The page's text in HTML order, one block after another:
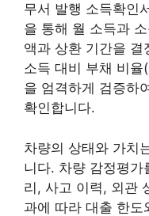
무서 발행 소득확인
을 통해 월 소득과
액과 상환 기간을 결
소득 대비 부채 비율
을 엄격하게 검증하
확인합니다.
차량의 상태와 가치
니다. 차량 감정평가
리, 사고 이력, 외관
과에 따라 대출 한도